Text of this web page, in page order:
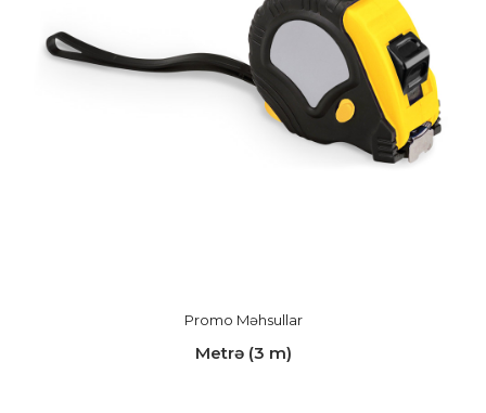
Promo Məhsullar
Metrə (3 m)